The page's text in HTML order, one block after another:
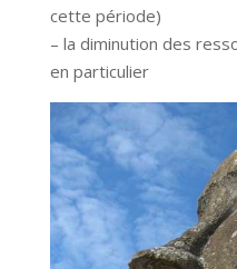
cette période)
– la diminution des
en particulier